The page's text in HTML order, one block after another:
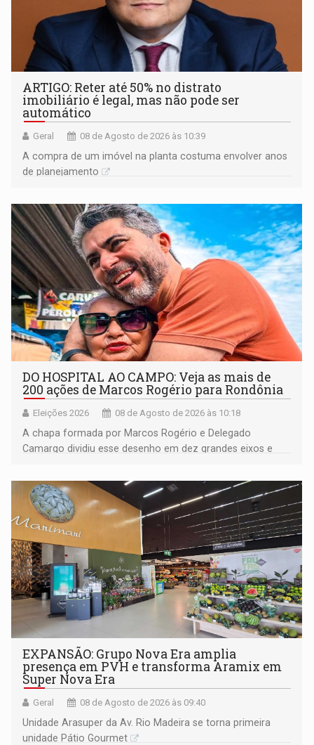
ARTIGO: Reter até 50% no distrato
imobiliário é legal, mas não pode ser
automático
Geral 08 de Agosto de 2026 às 10:39
A compra de um imóvel na planta costuma envolver anos
de planejamento
DO HOSPITAL AO CAMPO: Veja as mais de
200 ações de Marcos Rogério para Rondônia
Eleições 2026 08 de Agosto de 2026 às 10:18
A chapa formada por Marcos Rogério e Delegado
Camargo dividiu esse desenho em dez grandes eixos e
EXPANSÃO: Grupo Nova Era amplia
presença em PVH e transforma Aramix em
Super Nova Era
Geral 08 de Agosto de 2026 às 09:40
Unidade Arasuper da Av. Rio Madeira se torna primeira
unidade Pátio Gourmet